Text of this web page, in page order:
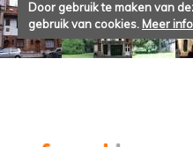
Door gebruik te maken van
gebruik van cookies. Meer